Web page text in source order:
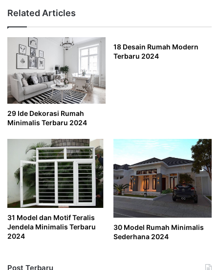
Related Articles
29 Ide Dekorasi Rumah
Minimalis Terbaru 2024
18 Desain Rumah Modern
Terbaru 2024
31 Model dan Motif Teralis
Jendela Minimalis Terbaru
2024
30 Model Rumah Minimalis
Sederhana 2024
Post Terbaru